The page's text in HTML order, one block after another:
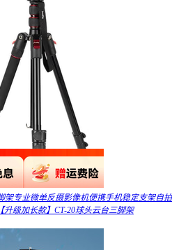
架专业微单反摄影像机便携手机稳定支架自拍
级加长款】CT-20球头云台三脚架